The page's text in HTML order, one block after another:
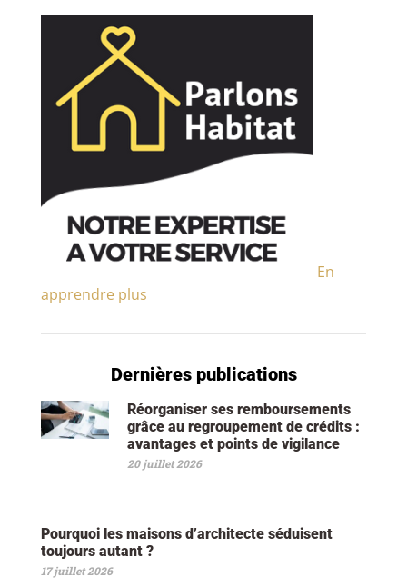
En
apprendre plus
Dernières publications
Réorganiser ses remboursements
grâce au regroupement de crédits :
avantages et points de vigilance
20 juillet 2026
Pourquoi les maisons d’architecte séduisent
toujours autant ?
17 juillet 2026